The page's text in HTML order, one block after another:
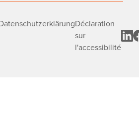
Déclaration
sur
l'accessibilité